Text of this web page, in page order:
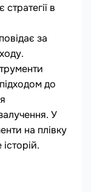
в
за
до
У
на плівку